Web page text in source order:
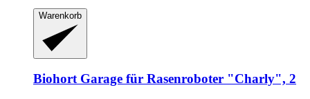
Warenkorb
BiohortGarage für Rasenroboter "Charly", 2